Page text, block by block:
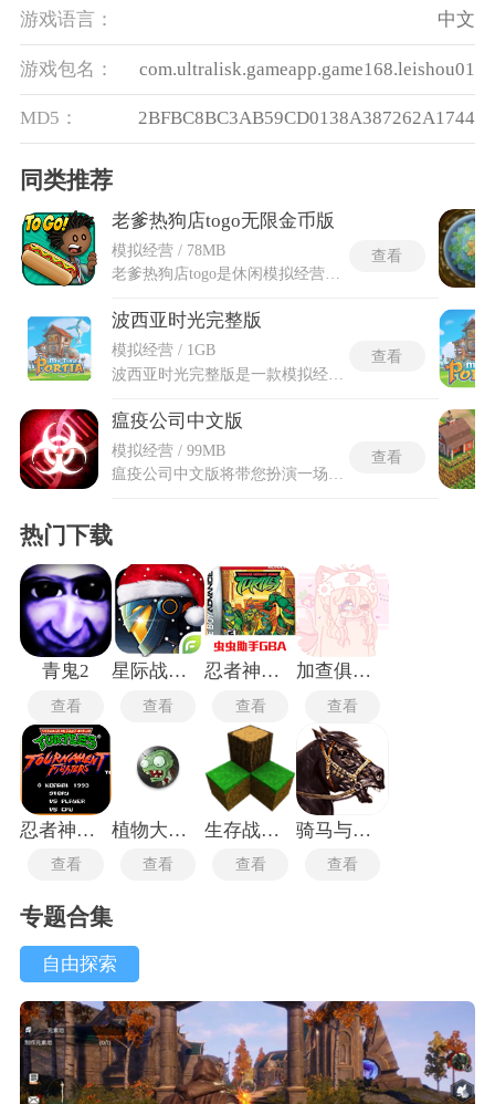
游戏语言： 中文
游戏包名： com.ultralisk.gameapp.game168.leishou01
MD5： 2BFBC8BC3AB59CD0138A387262A1744
同类推荐
老爹热狗店togo无限金币版
模拟经营 / 78MB
老爹热狗店togo是休闲模拟经营类的烹饪手游，玩家将独自经营一家特色热狗门店，全程自主完成食材烤制、饮品制作和餐品出单等一系列操作，应对不同时段的门店营业客流。老爹热狗店togo中无限金币的专属设定，让玩家不用通过反复接单积攒资金，可自由解锁各类食材、解锁全新食谱，轻松体验完整的开店经营玩法。游戏融入四季主题变换与节庆专属内容，不同时段会刷新特色食材与专属餐品，丰富经营玩法维度。整体节奏松紧有度，能体验精细制作的乐趣，也能感受稳步经营的成就感。
查看
波西亚时光完整版
模拟经营 / 1GB
查看
瘟疫公司中文版
模拟经营 / 99MB
瘟疫公司中文版将带您扮演一场全球性流行病的核心病原体。您的目标并非拯救世界，而是引导疾病演化与传播，最终感染并消灭全人类。游戏从世界地图视角展开，您需要精心调配病原体的各类特性，应对各国科研机构的对抗措施。瘟疫公司中文版通过不断积累DNA点数，您可以解锁新的传染途径、病症与抗性，让疾病变得更隐蔽或更致命。瘟疫公司中文版在人类研发出解药之前达成全球感染，即为胜利，整个过程充满智力挑战与战略博弈，让病毒在地图上逐渐扩散的路线与范围，而我们的目标就是让全世界都被感染，并且灭绝所有感染的人类。
查看
热门下载
青鬼2
查看
星际战争异形入侵最新版
查看
忍者神龟安卓版
查看
加查俱乐部可爱屋
查看
忍者神龟格斗中文版
查看
植物大战僵尸TV触控版
查看
生存战争2.3插件版
查看
骑马与砍杀2中文版
查看
专题合集
自由探索